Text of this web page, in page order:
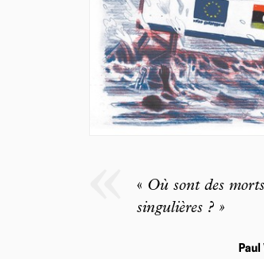
« Où sont des
singulières ? »
Paul